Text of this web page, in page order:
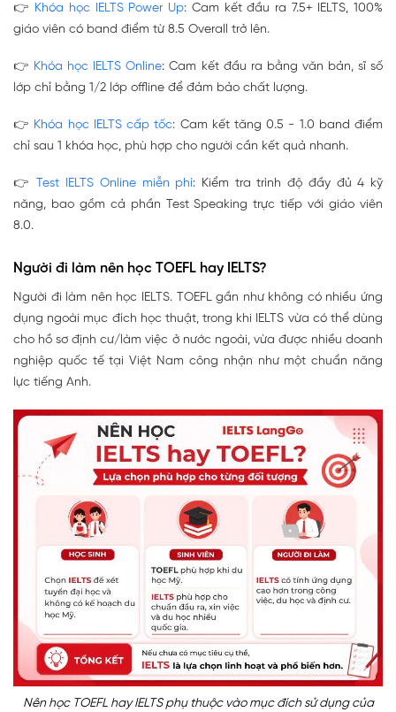
👉 Khóa học IELTS Power Up: Cam kết đầu ra 7.5+ IELTS, 100%
giáo viên có band điểm từ 8.5 Overall trở lên.
👉 Khóa học IELTS Online: Cam kết đầu ra bằng văn bản, sĩ số
lớp chỉ bằng 1/2 lớp offline để đảm bảo chất lượng.
👉 Khóa học IELTS cấp tốc: Cam kết tăng 0.5 - 1.0 band điểm
chỉ sau 1 khóa học, phù hợp cho người cần kết quả nhanh.
👉 Test IELTS Online miễn phí: Kiểm tra trình độ đầy đủ 4 kỹ
năng, bao gồm cả phần Test Speaking trực tiếp với giáo viên
8.0.
Người đi làm nên học TOEFL hay IELTS?
Người đi làm nên học IELTS. TOEFL gần như không có nhiều ứng
dụng ngoài mục đích học thuật, trong khi IELTS vừa có thể dùng
cho hồ sơ định cư/làm việc ở nước ngoài, vừa được nhiều doanh
nghiệp quốc tế tại Việt Nam công nhận như một chuẩn năng
lực tiếng Anh.
Nên học TOEFL hay IELTS phụ thuộc vào mục đích sử dụng của